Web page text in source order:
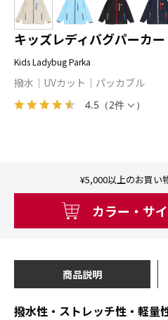
4.5 （2件 ）
キッズレディバグパーカー
Kids Ladybug Parka
撥水 UVカット パッカブル
¥5,000以上のお買い
カラー・サ
商品説明
撥水性・ストレッチ性・軽量